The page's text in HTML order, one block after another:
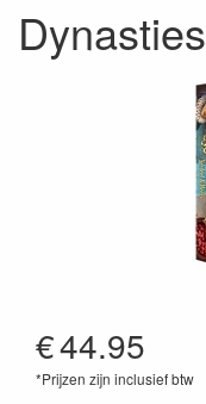
Dynasties
€44.95
*Prijzen zijn inclusief btw